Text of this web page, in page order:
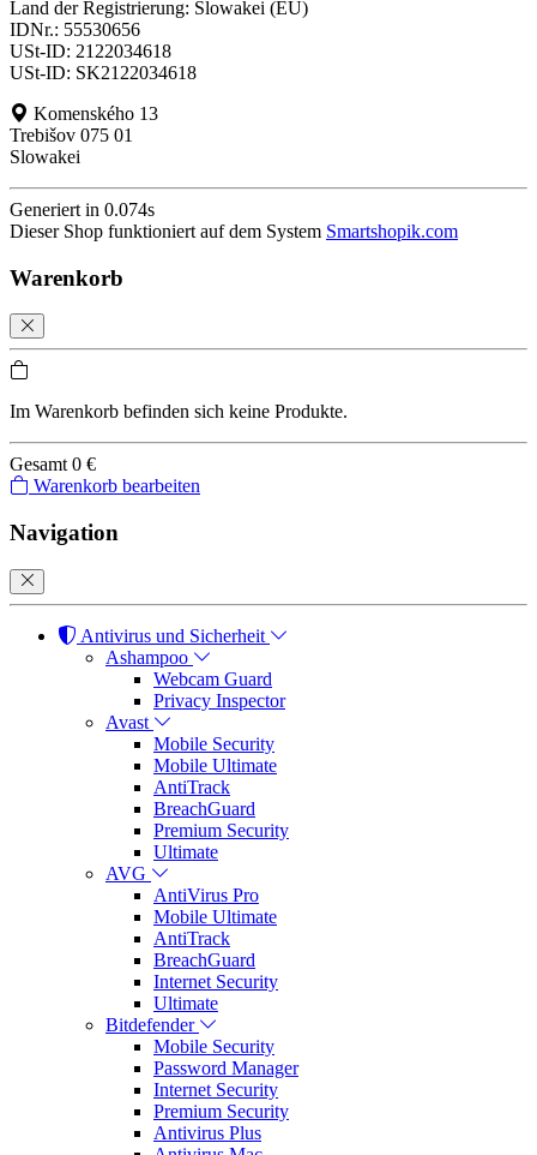
Land der Registrierung: Slowakei (EU)
IDNr.: 55530656
USt-ID: 2122034618
USt-ID: SK2122034618
Komenského 13
Trebišov 075 01
Slowakei
Generiert in 0.074s
Dieser Shop funktioniert auf dem System Smartshopik.com
Warenkorb
Im Warenkorb befinden sich keine Produkte.
Gesamt 0 €
Warenkorb bearbeiten
Navigation
Antivirus und Sicherheit
Ashampoo
Webcam Guard
Privacy Inspector
Avast
Mobile Security
Mobile Ultimate
AntiTrack
BreachGuard
Premium Security
Ultimate
AVG
AntiVirus Pro
Mobile Ultimate
AntiTrack
BreachGuard
Internet Security
Ultimate
Bitdefender
Mobile Security
Password Manager
Internet Security
Premium Security
Antivirus Plus